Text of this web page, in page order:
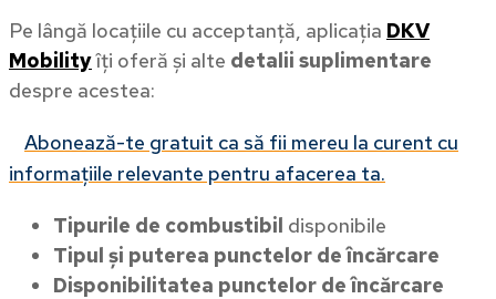
Pe lângă locațiile cu acceptanță, aplicația DKV
Mobilityîți oferă și alte detalii suplimentare
despre acestea:
Abonează-te gratuit ca să fii mereu la curent cu
informațiile relevante pentru afacerea ta.
Tipurile de combustibil disponibile
Tipul și puterea punctelor de încărcare
Disponibilitatea punctelor de încărcare